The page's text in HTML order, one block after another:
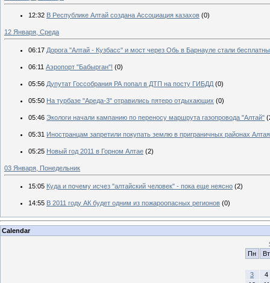
12:32 В Республике Алтай создана Ассоциация казахов (0)
12 Января, Среда
06:17 Дорога "Алтай - Кузбасс" и мост через Обь в Барнауле стали
06:11 Аэропорт "Бабырган"! (0)
05:56 Дупутат Госсобрания РА попал в ДТП на посту ГИБДД (0)
05:50 На турбазе "Ареда-3" отравились пятеро отдыхающих (0)
05:46 Экологи начали кампанию по переносу маршрута газопровода "Алтай"
05:31 Иностранцам запретили покупать землю в приграничных районах Алтая
05:25 Новый год 2011 в Горном Алтае (2)
03 Января, Понедельник
15:05 Куда и почему исчез "алтайский человек" - пока еще неясно (2)
14:55 В 2011 году АК будет одним из пожароопасных регионов (0)
Calendar
Пн
Вт
3
4